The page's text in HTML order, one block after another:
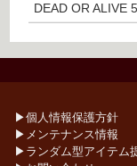
DEAD OR ALIVE
▶︎個人情報保護方針
▶︎メンテナンス情報
▶︎ランダム型アイテム